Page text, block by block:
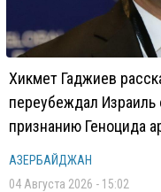
Хикмет Гаджиев
переубеждал
признанию Геноцида
АЗЕРБАЙДЖАН
04 Августа 2026 - 15:02